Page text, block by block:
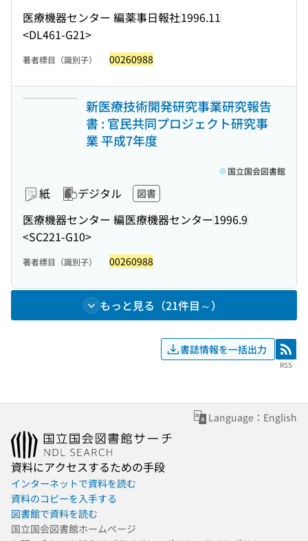
医療機器センター 編薬事日報社1996.11
<DL461-G21>
著者標目（識別子） 00260988
新医療技術開発研究事業研究報告
書 : 官民共同プロジェクト研究事
業 平成7年度
紙 デジタル 図書
医療機器センター 編医療機器センター1996.9
<SC221-G10>
国立国会図書館
著者標目（識別子） 00260988
もっと見る（21件目～）
書誌情報を一括出力 RSS
RSS
Language：English
資料にアクセスするための手段
インターネットで資料を読む
資料のコピーを入手する
図書館で資料を読む
国立国会図書館ホームページ